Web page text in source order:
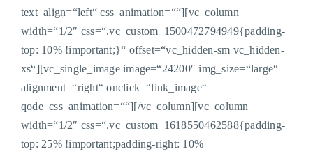
text_align=“left“ css_animation=““][vc_column
width=“1/2″ css=“.vc_custom_1500472794949{padding-
top: 10% !important;}“ offset=“vc_hidden-sm vc_hidden-
xs“][vc_single_image image=“24200″ img_size=“large“
alignment=“right“ onclick=“link_image“
qode_css_animation=““][/vc_column][vc_column
width=“1/2″ css=“.vc_custom_1618550462588{padding-
top: 25% !important;padding-right: 10%